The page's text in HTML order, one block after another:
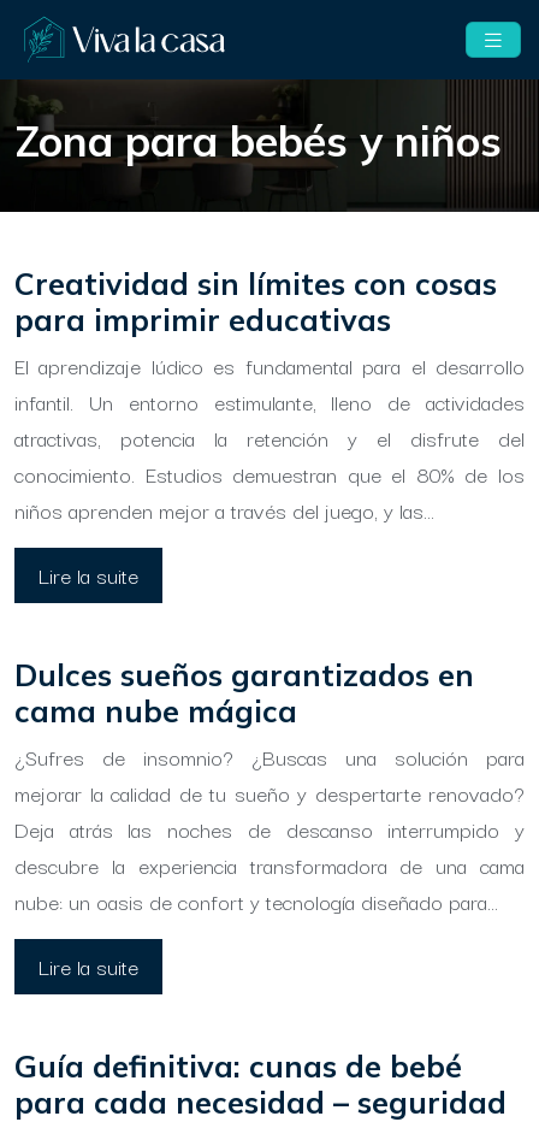
Zona para bebés y niños
Creatividad sin límites con cosas
para imprimir educativas
El aprendizaje lúdico es fundamental para el desarrollo
infantil. Un entorno estimulante, lleno de actividades
atractivas, potencia la retención y el disfrute del
conocimiento. Estudios demuestran que el 80% de los
niños aprenden mejor a través del juego, y las…
Lire la suite
Dulces sueños garantizados en
cama nube mágica
¿Sufres de insomnio? ¿Buscas una solución para
mejorar la calidad de tu sueño y despertarte renovado?
Deja atrás las noches de descanso interrumpido y
descubre la experiencia transformadora de una cama
nube: un oasis de confort y tecnología diseñado para…
Lire la suite
Guía definitiva: cunas de bebé
para cada necesidad – seguridad